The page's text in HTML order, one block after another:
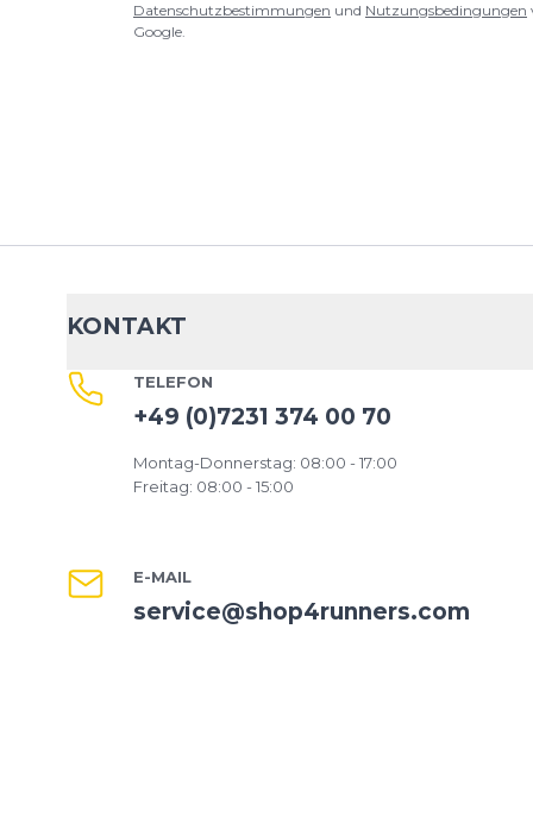
Datenschutzbestimmungen und Nutzungsbedingungen
Google.
KONTAKT
TELEFON
+49 (0)7231 374 00 70
Montag-Donnerstag: 08:00 - 17:00
Freitag: 08:00 - 15:00
E-MAIL
service@shop4runners.com